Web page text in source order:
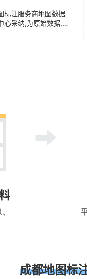
标注服务商地图数据
心采纳,为原始数据,
成都地图标